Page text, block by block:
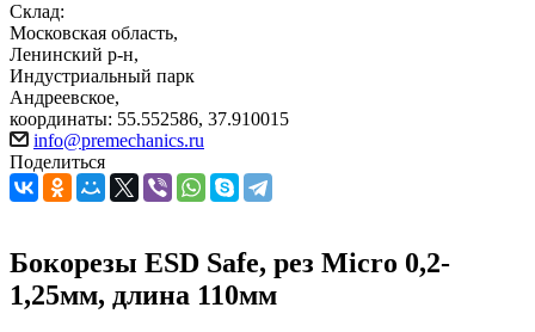
Склад:
Московская область,
Ленинский р-н,
Индустриальный парк
Андреевское,
координаты: 55.552586, 37.910015
info@premechanics.ru
Поделиться
Бокорезы ESD Safe, рез Micro 0,2-
1,25мм, длина 110мм